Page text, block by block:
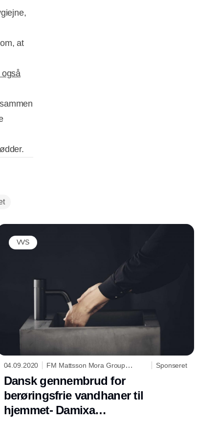
at
VVS
04.09.2020
FM Mattsson Mora Group
Sponseret
Dansk gennembrud for
berøringsfrie vandhaner til
hjemmet- Damixa